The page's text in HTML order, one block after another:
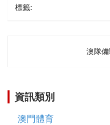
標籤:
關
澳隊
資訊類別
澳門體育